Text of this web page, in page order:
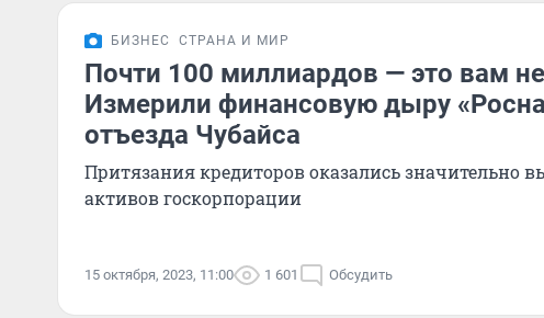
БИЗНЕС СТРАНА И МИР
Почти 100 миллиардов — это вам
Измерили финансовую дыру
отъезда Чубайса
Притязания кредиторов оказались значительно
активов госкорпорации
15 октября, 2023, 11:00 1 601 Обсудить